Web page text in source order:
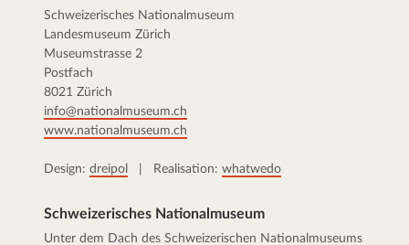
Schweizerisches Nationalmuseum
Landesmuseum Zürich
Museumstrasse 2
Postfach
8021 Zürich
info@nationalmuseum.ch
www.nationalmuseum.ch
Design: dreipol | Realisation: whatwedo
Schweizerisches Nationalmuseum
Unter dem Dach des Schweizerischen Nationalmuseums